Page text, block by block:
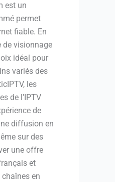
est un
permet
fiable. En
de visionnage
idéal pour
variés des
les
de l’IPTV
de
diffusion en
sur des
une offre
et
en